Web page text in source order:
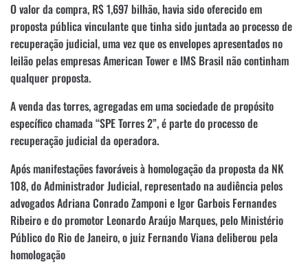
O valor da compra, R$ 1,697 bilhão, havia sido oferecido em
proposta pública vinculante que tinha sido juntada ao processo de
recuperação judicial, uma vez que os envelopes apresentados no
leilão pelas empresas American Tower e IMS Brasil não continham
qualquer proposta.
A venda das torres, agregadas em uma sociedade de propósito
específico chamada “SPE Torres 2”, é parte do processo de
recuperação judicial da operadora.
Após manifestações favoráveis à homologação da proposta da NK
108, do Administrador Judicial, representado na audiência pelos
advogados Adriana Conrado Zamponi e Igor Garbois Fernandes
Ribeiro e do promotor Leonardo Araújo Marques, pelo Ministério
Público do Rio de Janeiro, o juiz Fernando Viana deliberou pela
homologação